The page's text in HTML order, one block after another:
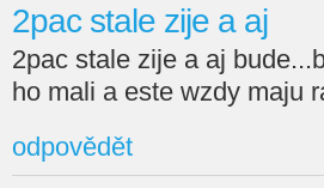
2pac stale zije a aj
2pac stale zije a aj
ho mali a este wzdy maju
odpovědět